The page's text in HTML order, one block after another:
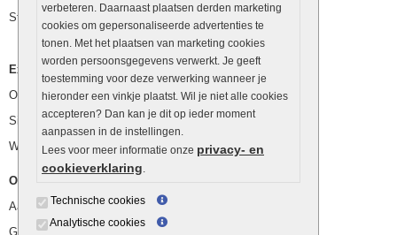
verbeteren. Daarnaast plaatsen derden marketing
cookies om gepersonaliseerde advertenties te
tonen. Met het plaatsen van marketing cookies
worden persoonsgegevens verwerkt. Je geeft
toestemming voor deze verwerking wanneer je
hieronder een vinkje plaatst. Wil je niet alle cookies
accepteren? Dan kan je dit op ieder moment
aanpassen in de instellingen.
Lees voor meer informatie onze privacy- en
cookieverklaring
Technische cookies
Analytische cookies
Stapelstenen
Extra benodigdheden
Ophoogzand
Siergrind en siersplit
Waterafvoer
Overig
Aanbiedingen
Goedkope bestrating